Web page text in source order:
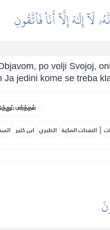
لَآ إِلَٰهَ إِلَّآ أَنَا۠ فَٱتَّقُونِ
po volji Svojoj,
Ja jedini kome se treba
பார்த்தல்
ابن كثير الطبري النفحات المكية |